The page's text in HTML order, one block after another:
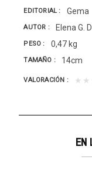
EDITORIAL Gema
AUTOR Elena G.
PESO 0,47 kg
TAMAÑO 14cm
VALORACIÓN
EN